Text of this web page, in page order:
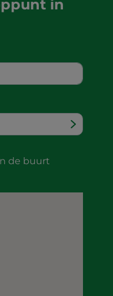
in
de buurt